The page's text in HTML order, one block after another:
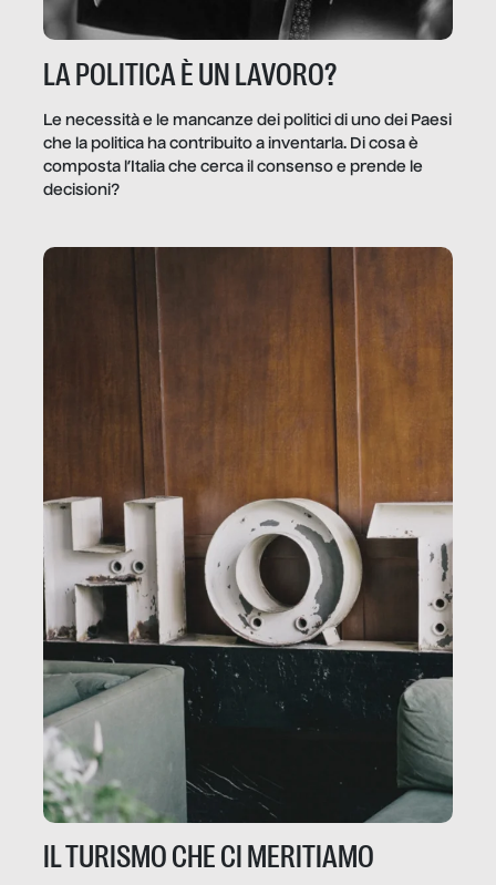
LA POLITICA È UN LAVORO?
Le necessità e le mancanze dei politici di uno dei Paesi
che la politica ha contribuito a inventarla. Di cosa è
composta l’Italia che cerca il consenso e prende le
decisioni?
IL TURISMO CHE CI MERITIAMO